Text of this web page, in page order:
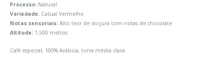
Processo: Natural
Variedade: Catuaí Vermelho
Notas sensoriais: Alto teor de doçura com notas de chocolate
Altitude: 1.500 metros
Café especial, 100% Arábica, torra média clara.